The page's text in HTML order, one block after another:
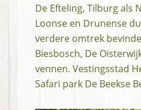
De Efteling, Tilburg als
Loonse en Drunense
verdere omtrek
Biesbosch, De
vennen. Vestingsstad
Safari park De Beekse